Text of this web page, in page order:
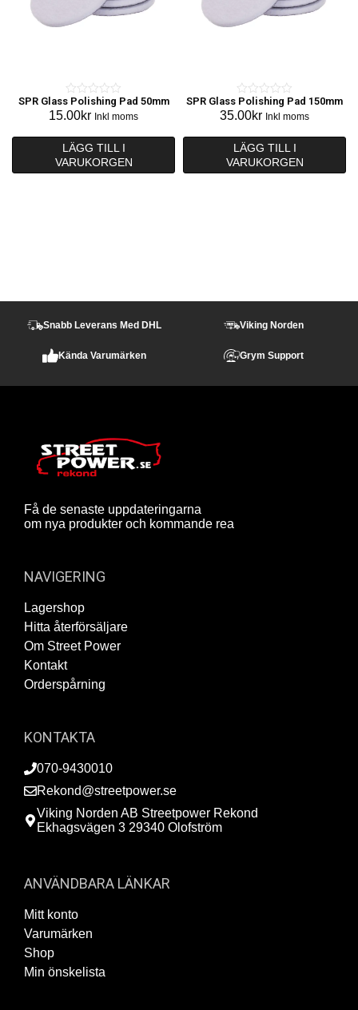
0
o
t
o
SPR Glass Polishing Pad 50mm
15.00kr Inkl moms
LÄGG TILL I
VARUKORGEN
0
o
t
o
SPR Glass Polishing Pad 150mm
35.00kr Inkl moms
LÄGG TILL I
VARUKORGEN
Snabb Leverans Med DHL Viking Norden
Kända Varumärken Grym Support
Få de senaste uppdateringarna
om nya produkter och kommande rea
NAVIGERING
Lagershop
Hitta återförsäljare
Om Street Power
Kontakt
Orderspårning
KONTAKTA
070-9430010
Rekond@streetpower.se
Viking Norden AB Streetpower Rekond
Ekhagsvägen 3 29340 Olofström
ANVÄNDBARA LÄNKAR
Mitt konto
Varumärken
Shop
Min önskelista